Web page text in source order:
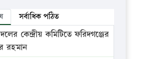
সর্বাধিক পঠিত
কেন্দ্রীয় কমিটিতে ফরিদগঞ্জের
রহমান